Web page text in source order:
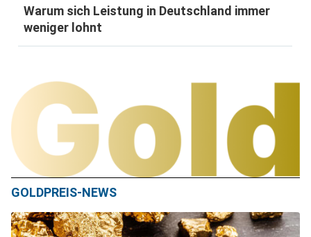
Warum sich Leistung in Deutschland immer
weniger lohnt
GOLDPREIS-NEWS